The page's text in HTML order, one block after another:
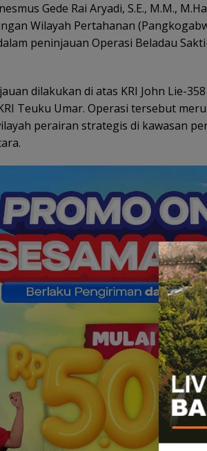
Gede Rai Aryadi, S.E., M.M.,
Wilayah Pertahanan
peninjauan Operasi Beladau
dilakukan di atas KRI John Lie-
Teuku Umar. Operasi tersebut
perairan strategis di kawasan
Stop Penyelidikan,
Polsek Lubuk Baja
Tegaskan Kasus Anak
Murni Masalah Hak
Pemko
Guru